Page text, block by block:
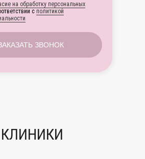
на обработку персональных
с политикой
ЗВОНОК